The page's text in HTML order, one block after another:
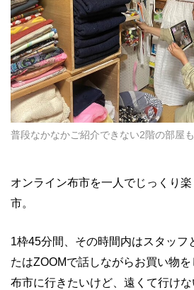
普段なかなかご紹介できない2階の部屋
オンライン布市を一人でじっくり
市。
1枠45分間、その時間内はスタッフ
たはZOOMで話しながらお買い物を
布市に行きたいけど、遠くて行けな